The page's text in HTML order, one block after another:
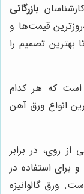
بازرگانی
قیمت‌ها و
تصمیم را
است که هر کدام
انواع ورق آهن
روی، در برابر
استفاده در
ورق گالوانیزه